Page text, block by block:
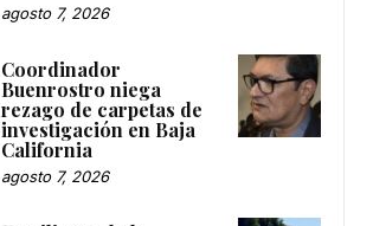
agosto 7, 2026
Coordinador
Buenrostro niega
rezago de carpetas de
investigación en Baja
California
agosto 7, 2026